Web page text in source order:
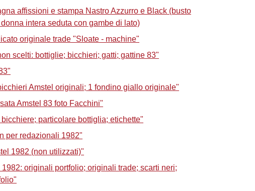
affissioni e stampa Nastro Azzurro e Black (busto
intera seduta con gambe di lato)
originale trade "Sloate - machine"
scelti: bottiglie; bicchieri; gatti; gattine 83"
Amstel originali; 1 fondino giallo originale"
Amstel 83 foto Facchini"
particolare bottiglia; etichette"
per redazionali 1982"
1982 (non utilizzati)"
originali portfolio; originali trade; scarti neri;